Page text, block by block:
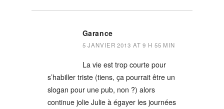
Garance
5 JANVIER 2013 AT 9 H 55 MIN
La vie est trop courte pour
s’habiller triste (tiens, ça pourrait être un
slogan pour une pub, non ?) alors
continue jolie Julie à égayer les journées